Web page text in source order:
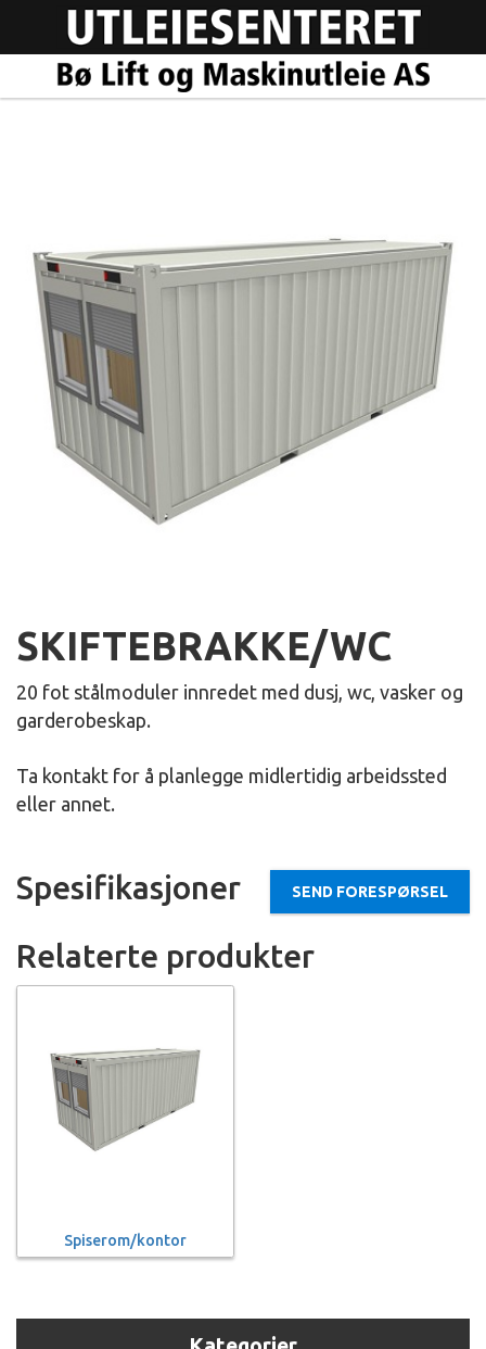
SKIFTEBRAKKE/WC
20 fot stålmoduler innredet med dusj, wc, vasker og
garderobeskap.
Ta kontakt for å planlegge midlertidig arbeidssted
eller annet.
Spesifikasjoner SEND FORESPØRSEL
Relaterte produkter
Spiserom/kontor